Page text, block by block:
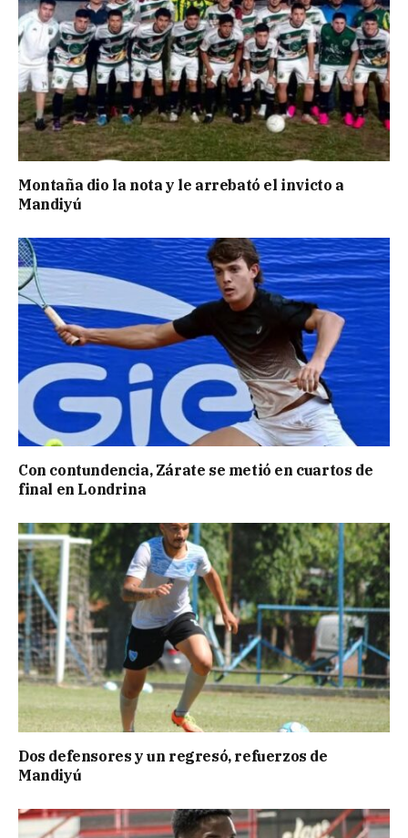
Montaña dio la nota y le arrebató el invicto a
Mandiyú
Con contundencia, Zárate se metió en cuartos de
final en Londrina
Dos defensores y un regresó, refuerzos de
Mandiyú